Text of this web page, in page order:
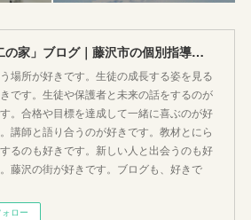
「第二の家」ブログ｜藤沢市の個別指導塾のお話
場所が好きです。生徒の成長する姿を見る
です。生徒や保護者と未来の話をするのが
。合格や目標を達成して一緒に喜ぶのが好
講師と語り合うのが好きです。教材とにら
るのも好きです。新しい人と出会うのも好
藤沢の街が好きです。ブログも、好きで
ォロー